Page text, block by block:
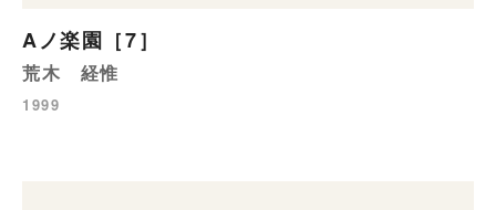
Aノ楽園［7］
荒木 経惟
1999